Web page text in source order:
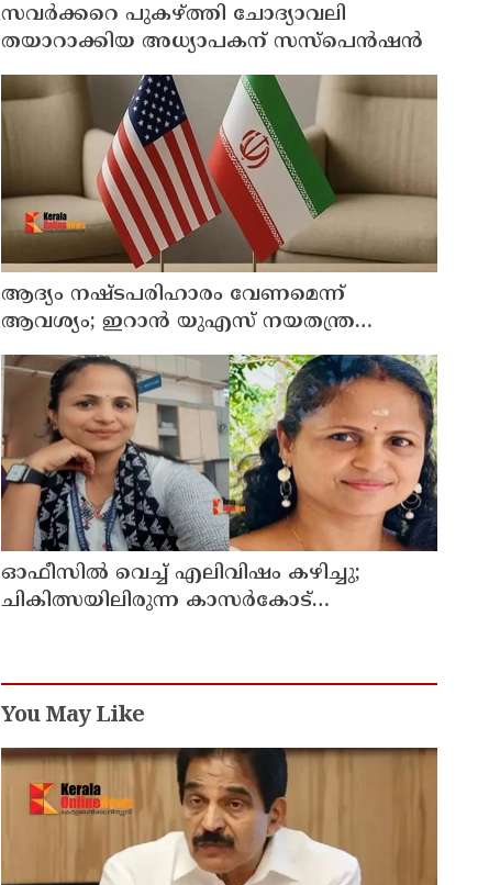
സവര്‍ക്കറെ പുകഴ്ത്തി ചോദ്യാവലി
തയാറാക്കിയ അധ്യാപകന് സസ്‌പെന്‍ഷന്‍
ആദ്യം നഷ്ടപരിഹാരം വേണമെന്ന്
ആവശ്യം; ഇറാന്‍ യുഎസ് നയതന്ത്ര
നീക്കങ്ങളില്‍ അനിശ്ചിതത്വം
ഓഫീസില്‍ വെച്ച് എലിവിഷം കഴിച്ചു;
ചികിത്സയിലിരുന്ന കാസര്‍കോട്
You May Like